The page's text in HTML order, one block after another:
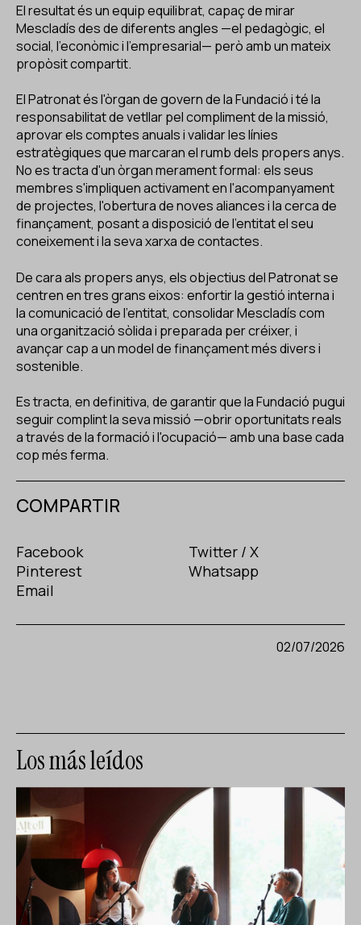
El resultat és un equip equilibrat, capaç de mirar
Mescladís des de diferents angles —el pedagògic, el
social, l'econòmic i l'empresarial— però amb un mateix
propòsit compartit.
El Patronat és l'òrgan de govern de la Fundació i té la
responsabilitat de vetllar pel compliment de la missió,
aprovar els comptes anuals i validar les línies
estratègiques que marcaran el rumb dels propers anys.
No es tracta d'un òrgan merament formal: els seus
membres s'impliquen activament en l'acompanyament
de projectes, l'obertura de noves aliances i la cerca de
finançament, posant a disposició de l'entitat el seu
coneixement i la seva xarxa de contactes.
De cara als propers anys, els objectius del Patronat se
centren en tres grans eixos: enfortir la gestió interna i
la comunicació de l'entitat, consolidar Mescladís com
una organització sòlida i preparada per créixer, i
avançar cap a un model de finançament més divers i
sostenible.
Es tracta, en definitiva, de garantir que la Fundació pugui
seguir complint la seva missió —obrir oportunitats reals
a través de la formació i l'ocupació— amb una base cada
cop més ferma.
COMPARTIR
Facebook
Twitter / X
Pinterest
Whatsapp
Email
02/07/2026
Los más leídos